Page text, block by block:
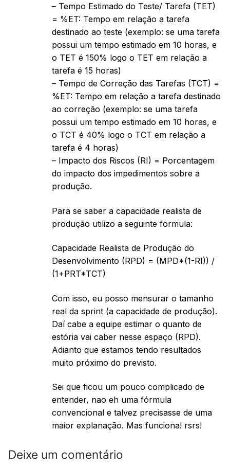
– Tempo Estimado do Teste/ Tarefa (TET)
= %ET: Tempo em relação a tarefa
destinado ao teste (exemplo: se uma tarefa
possui um tempo estimado em 10 horas, e
o TET é 150% logo o TET em relação a
tarefa é 15 horas)
– Tempo de Correção das Tarefas (TCT) =
%ET: Tempo em relação a tarefa destinado
ao correção (exemplo: se uma tarefa
possui um tempo estimado em 10 horas, e
o TCT é 40% logo o TCT em relação a
tarefa é 4 horas)
– Impacto dos Riscos (RI) = Porcentagem
do impacto dos impedimentos sobre a
produção.
Para se saber a capacidade realista de
produção utilizo a seguinte formula:
Capacidade Realista de Produção do
Desenvolvimento (RPD) = (MPD*(1-RI)) /
(1+PRT*TCT)
Com isso, eu posso mensurar o tamanho
real da sprint (a capacidade de produção).
Daí cabe a equipe estimar o quanto de
estória vai caber nesse espaço (RPD).
Adianto que estamos tendo resultados
muito próximo do previsto.
Sei que ficou um pouco complicado de
entender, nao eh uma fórmula
convencional e talvez precisasse de uma
maior explanação. Mas funciona! rsrs!
Deixe um comentário